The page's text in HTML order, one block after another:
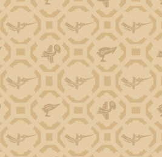
Phó Chủ tịch Đào Mỹ
Phó Chủ tịch Y Nhuân Byă
TIN TỨC SỰ KIỆN
Tiếp cận thông tin
Kinh tế
Đột phá phát triển KHCN, ĐMST, CĐS
Văn hóa, Xã hội